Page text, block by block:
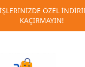
🚀 KURUMSAL
1 2